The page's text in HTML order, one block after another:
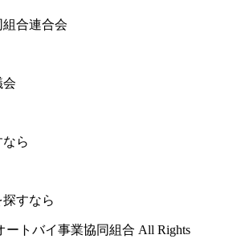
合連合会
会
ら
すなら
ートバイ事業協同組合 All Rights